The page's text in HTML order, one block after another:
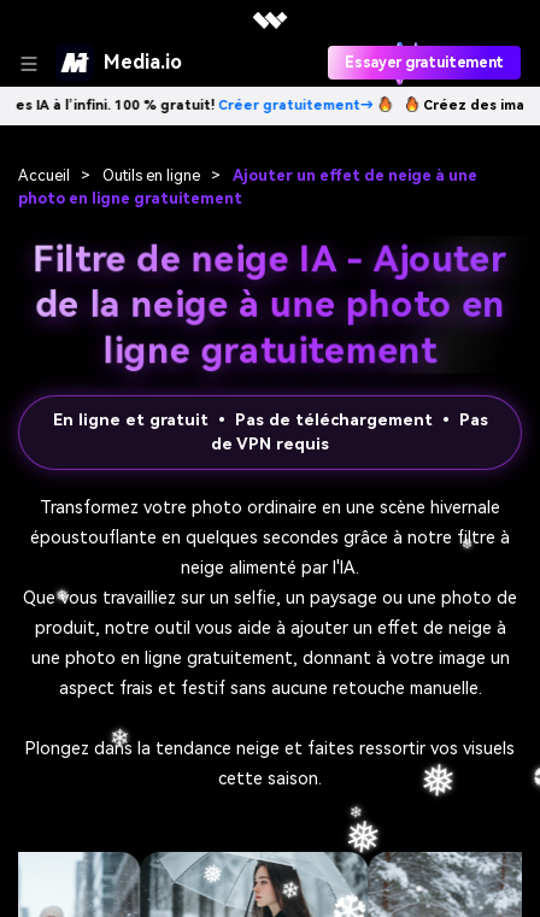
Media.io Essayer gratuitement
100 % gratuit!Créer gratuitement→ Créez des images IA à
Accueil > Outils en ligne >
Ajouter un effet de neige à une
photo en ligne gratuitement
Filtre de neige IA - Ajouter
de la neige à une photo en
ligne gratuitement
En ligne et gratuit • Pas de téléchargement • Pas
de VPN requis
Transformez votre photo ordinaire en une scène hivernale
époustouflante en quelques secondes grâce à notre filtre à
neige alimenté par l'IA.
Que vous travailliez sur un selfie, un paysage ou une photo de
produit, notre outil vous aide à ajouter un effet de neige à
une photo en ligne gratuitement, donnant à votre image un
aspect frais et festif sans aucune retouche manuelle.
Plongez dans la tendance neige et faites ressortir vos visuels
cette saison.